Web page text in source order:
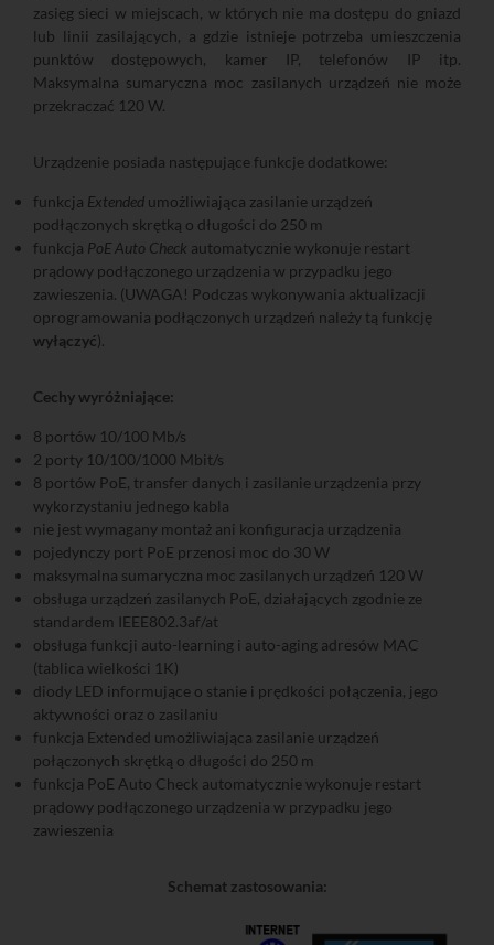
zasięg sieci w miejscach, w których nie ma dostępu do gniazd
lub linii zasilających, a gdzie istnieje potrzeba umieszczenia
punktów dostępowych, kamer IP, telefonów IP itp.
Maksymalna sumaryczna moc zasilanych urządzeń nie może
przekraczać 120 W.
Urządzenie posiada następujące funkcje dodatkowe:
funkcja Extended umożliwiająca zasilanie urządzeń
podłączonych skrętką o długości do 250 m
funkcja PoE Auto Check automatycznie wykonuje restart
prądowy podłączonego urządzenia w przypadku jego
zawieszenia. (UWAGA! Podczas wykonywania aktualizacji
oprogramowania podłączonych urządzeń należy tą funkcję
wyłączyć).
Cechy wyróżniające:
8 portów 10/100 Mb/s
2 porty 10/100/1000 Mbit/s
8 portów PoE, transfer danych i zasilanie urządzenia przy
wykorzystaniu jednego kabla
nie jest wymagany montaż ani konfiguracja urządzenia
pojedynczy port PoE przenosi moc do 30 W
maksymalna sumaryczna moc zasilanych urządzeń 120 W
obsługa urządzeń zasilanych PoE, działających zgodnie ze
standardem IEEE802.3af/at
obsługa funkcji auto-learning i auto-aging adresów MAC
(tablica wielkości 1K)
diody LED informujące o stanie i prędkości połączenia, jego
aktywności oraz o zasilaniu
funkcja Extended umożliwiająca zasilanie urządzeń
połączonych skrętką o długości do 250 m
funkcja PoE Auto Check automatycznie wykonuje restart
prądowy podłączonego urządzenia w przypadku jego
zawieszenia
Schemat zastosowania: